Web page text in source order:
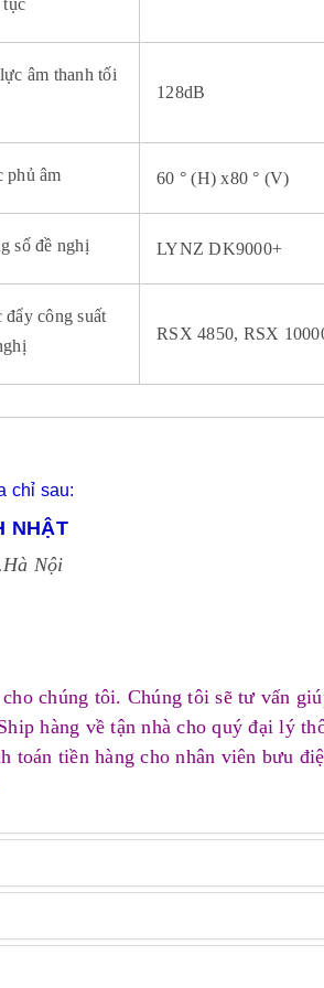
âm thanh tối
128dB
phủ âm 60 ° (H) x80 ° (V)
số đề nghị LYNZ DK9000+
đẩy công suất
RSX 4850, RSX
chỉ sau:
NHẬT
Nội
chúng tôi. Chúng tôi sẽ tư vấn
hàng về tận nhà cho quý đại lý
toán tiền hàng cho nhân viên bưu